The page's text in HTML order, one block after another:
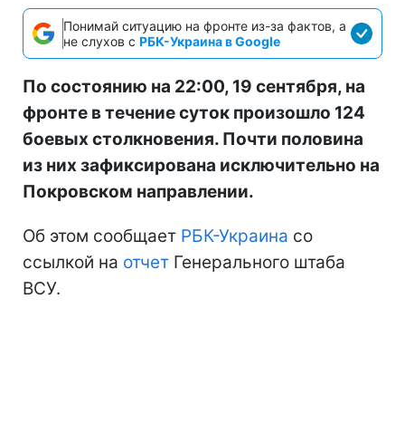
Понимай ситуацию на фронте из-за фактов, а
не слухов с РБК-Украина в Google
По состоянию на 22:00, 19 сентября, на
фронте в течение суток произошло 124
боевых столкновения. Почти половина
из них зафиксирована исключительно на
Покровском направлении.
Об этом сообщает РБК-Украина со
ссылкой на отчет Генерального штаба
ВСУ.